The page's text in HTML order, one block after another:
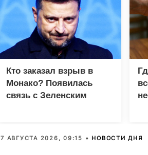
Кто заказал взрыв в
Монако? Появилась
связь с Зеленским
7 АВГУСТА 2026, 09:15 • НОВОСТИ ДНЯ